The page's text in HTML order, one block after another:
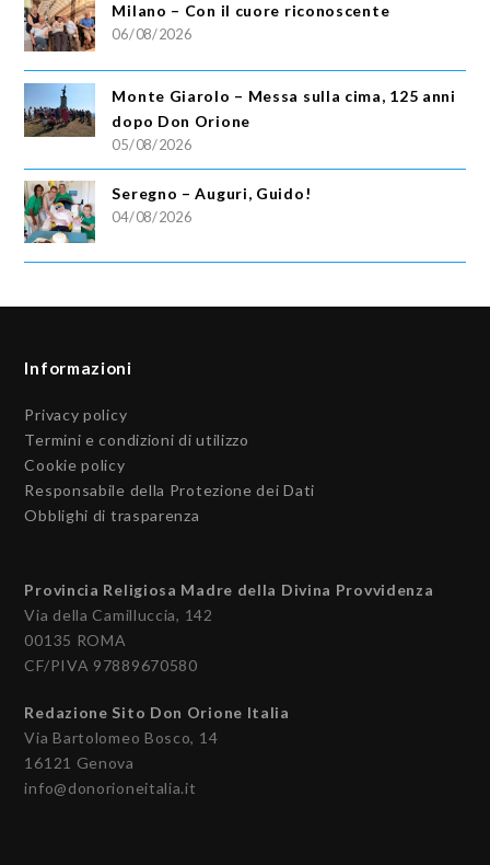
Milano – Con il cuore riconoscente
06/08/2026
Monte Giarolo – Messa sulla cima, 125 anni
dopo Don Orione
05/08/2026
Seregno – Auguri, Guido!
04/08/2026
Informazioni
Privacy policy
Termini e condizioni di utilizzo
Cookie policy
Responsabile della Protezione dei Dati
Obblighi di trasparenza
Provincia Religiosa Madre della Divina Provvidenza
Via della Camilluccia, 142
00135 ROMA
CF/PIVA 97889670580
Redazione Sito Don Orione Italia
Via Bartolomeo Bosco, 14
16121 Genova
info@donorioneitalia.it